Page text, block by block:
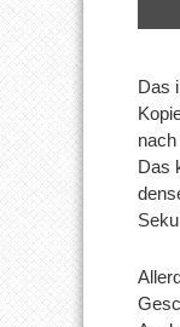
Das
Das